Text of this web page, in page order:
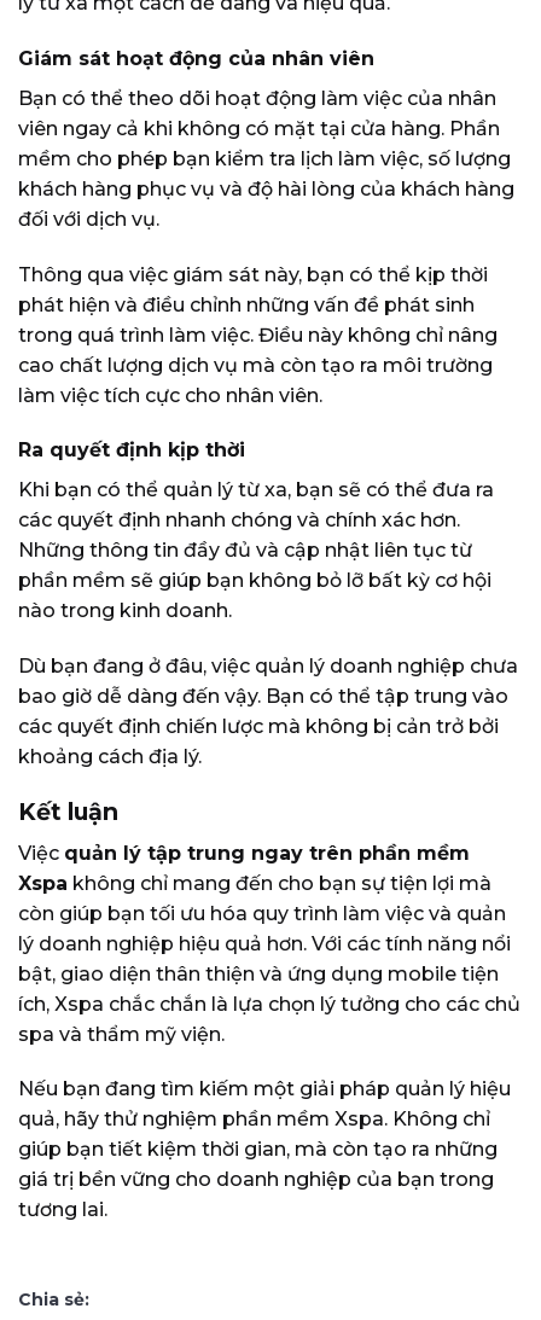
Giám sát hoạt động của nhân viên
Bạn có thể theo dõi hoạt động làm việc của nhân
viên ngay cả khi không có mặt tại cửa hàng. Phần
mềm cho phép bạn kiểm tra lịch làm việc, số lượng
khách hàng phục vụ và độ hài lòng của khách hàng
đối với dịch vụ.
Thông qua việc giám sát này, bạn có thể kịp thời
phát hiện và điều chỉnh những vấn đề phát sinh
trong quá trình làm việc. Điều này không chỉ nâng
cao chất lượng dịch vụ mà còn tạo ra môi trường
làm việc tích cực cho nhân viên.
Ra quyết định kịp thời
Khi bạn có thể quản lý từ xa, bạn sẽ có thể đưa ra
các quyết định nhanh chóng và chính xác hơn.
Những thông tin đầy đủ và cập nhật liên tục từ
phần mềm sẽ giúp bạn không bỏ lỡ bất kỳ cơ hội
nào trong kinh doanh.
Dù bạn đang ở đâu, việc quản lý doanh nghiệp chưa
bao giờ dễ dàng đến vậy. Bạn có thể tập trung vào
các quyết định chiến lược mà không bị cản trở bởi
khoảng cách địa lý.
Kết luận
Việc quản lý tập trung ngay trên phần mềm
Xspa không chỉ mang đến cho bạn sự tiện lợi mà
còn giúp bạn tối ưu hóa quy trình làm việc và quản
lý doanh nghiệp hiệu quả hơn. Với các tính năng nổi
bật, giao diện thân thiện và ứng dụng mobile tiện
ích, Xspa chắc chắn là lựa chọn lý tưởng cho các chủ
spa và thẩm mỹ viện.
Nếu bạn đang tìm kiếm một giải pháp quản lý hiệu
quả, hãy thử nghiệm phần mềm Xspa. Không chỉ
giúp bạn tiết kiệm thời gian, mà còn tạo ra những
giá trị bền vững cho doanh nghiệp của bạn trong
tương lai.
Chia sẻ: